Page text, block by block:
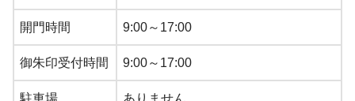
開門時間 9:00～17:00
御朱印受付時間 9:00～17:00